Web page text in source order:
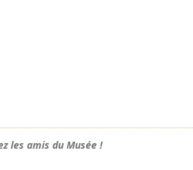
les amis du Musée !